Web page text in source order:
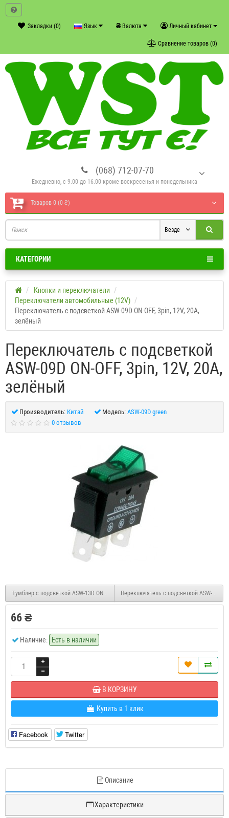
Личный кабинет
₴ Валюта
Язык
Закладки (0)
Сравнение товаров (0)
(068) 712-07-70
Ежедневно, с 9:00 до 16:00 кроме воскресенья и понедельника
Товаров 0 (0 ₴)
Везде
КАТЕГОРИИ
Кнопки и переключатели
Переключатели автомобильные (12V)
Переключатель с подсветкой ASW-09D ON-OFF, 3pin, 12V, 20А,
зелёный
Переключатель с подсветкой
ASW-09D ON-OFF, 3pin, 12V, 20А,
зелёный
Производитель: Китай Модель: ASW-09D green
0 отзывов
Тумблер с подсветкой ASW-13D ON-OFF, 3pin, 12V, 20АПереключатель с подсветкой ASW-09D
66 ₴
Наличие: Есть в наличии
В КОРЗИНУ
Купить в 1 клик
Facebook Twitter
Описание
Характеристики